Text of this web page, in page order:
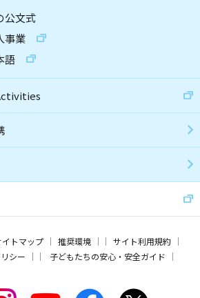
公文式
事業
語
イトマップ 推奨環境
サイト利用規約
シー
子どもたちの安心・安全ガイド